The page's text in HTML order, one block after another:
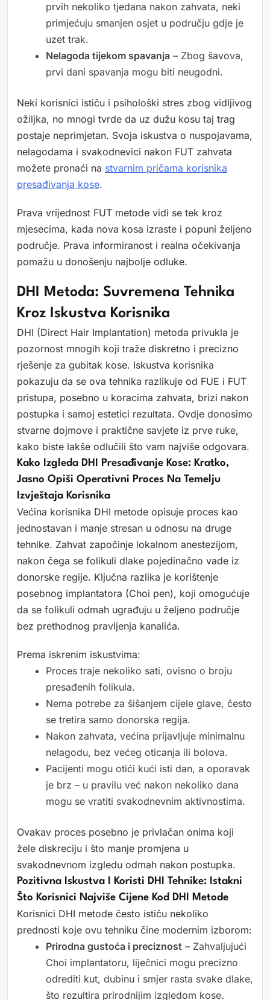
prvih nekoliko tjedana nakon zahvata, neki
primjećuju smanjen osjet u području gdje je
uzet trak.
Nelagoda tijekom spavanja – Zbog šavova,
prvi dani spavanja mogu biti neugodni.
Neki korisnici ističu i psihološki stres zbog vidljivog
ožiljka, no mnogi tvrde da uz dužu kosu taj trag
postaje neprimjetan. Svoja iskustva o nuspojavama,
nelagodama i svakodnevici nakon FUT zahvata
možete pronaći na stvarnim pričama korisnika
presađivanja kose.
Prava vrijednost FUT metode vidi se tek kroz
mjesecima, kada nova kosa izraste i popuni željeno
područje. Prava informiranost i realna očekivanja
pomažu u donošenju najbolje odluke.
DHI Metoda: Suvremena Tehnika
Kroz Iskustva Korisnika
DHI (Direct Hair Implantation) metoda privukla je
pozornost mnogih koji traže diskretno i precizno
rješenje za gubitak kose. Iskustva korisnika
pokazuju da se ova tehnika razlikuje od FUE i FUT
pristupa, posebno u koracima zahvata, brizi nakon
postupka i samoj estetici rezultata. Ovdje donosimo
stvarne dojmove i praktične savjete iz prve ruke,
kako biste lakše odlučili što vam najviše odgovara.
Kako Izgleda DHI Presađivanje Kose: Kratko,
Jasno Opiši Operativni Proces Na Temelju
Izvještaja Korisnika
Većina korisnika DHI metode opisuje proces kao
jednostavan i manje stresan u odnosu na druge
tehnike. Zahvat započinje lokalnom anestezijom,
nakon čega se folikuli dlake pojedinačno vade iz
donorske regije. Ključna razlika je korištenje
posebnog implantatora (Choi pen), koji omogućuje
da se folikuli odmah ugrađuju u željeno područje
bez prethodnog pravljenja kanalića.
Prema iskrenim iskustvima:
Proces traje nekoliko sati, ovisno o broju
presađenih folikula.
Nema potrebe za šišanjem cijele glave, često
se tretira samo donorska regija.
Nakon zahvata, većina prijavljuje minimalnu
nelagodu, bez većeg oticanja ili bolova.
Pacijenti mogu otići kući isti dan, a oporavak
je brz – u pravilu već nakon nekoliko dana
mogu se vratiti svakodnevnim aktivnostima.
Ovakav proces posebno je privlačan onima koji
žele diskreciju i što manje promjena u
svakodnevnom izgledu odmah nakon postupka.
Pozitivna Iskustva I Koristi DHI Tehnike: Istakni
Što Korisnici Najviše Cijene Kod DHI Metode
Korisnici DHI metode često ističu nekoliko
prednosti koje ovu tehniku čine modernim izborom:
Prirodna gustoća i preciznost – Zahvaljujući
Choi implantatoru, liječnici mogu precizno
odrediti kut, dubinu i smjer rasta svake dlake,
što rezultira prirodnijim izgledom kose.